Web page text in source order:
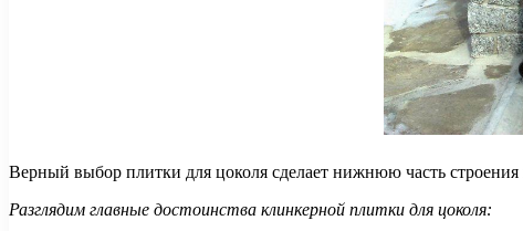
Верный выбор плитки для цоколя сделает нижнюю часть
Разглядим главные достоинства клинкерной плитки для цоколя: